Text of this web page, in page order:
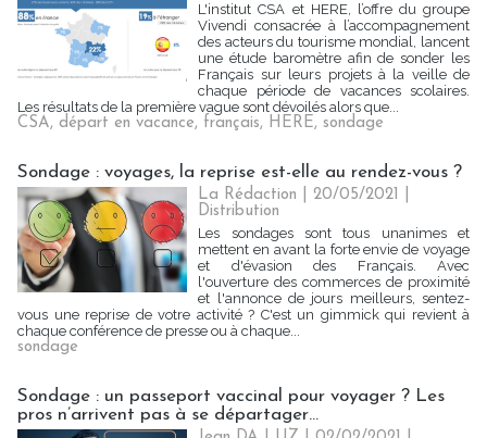
L'institut CSA et HERE, l’offre du groupe
Vivendi consacrée à l’accompagnement
des acteurs du tourisme mondial, lancent
une étude baromètre afin de sonder les
Français sur leurs projets à la veille de
chaque période de vacances scolaires.
Les résultats de la première vague sont dévoilés alors que...
CSA, départ en vacance, français, HERE, sondage
Sondage : voyages, la reprise est-elle au rendez-vous ?
La Rédaction | 20/05/2021
Distribution
Les sondages sont tous unanimes et
mettent en avant la forte envie de voyage
et d'évasion des Français. Avec
l'ouverture des commerces de proximité
et l'annonce de jours meilleurs, sentez-
vous une reprise de votre activité ? C'est un gimmick qui revient à
chaque conférence de presse ou à chaque...
sondage
Sondage : un passeport vaccinal pour voyager ? Les
pros n’arrivent pas à se départager…